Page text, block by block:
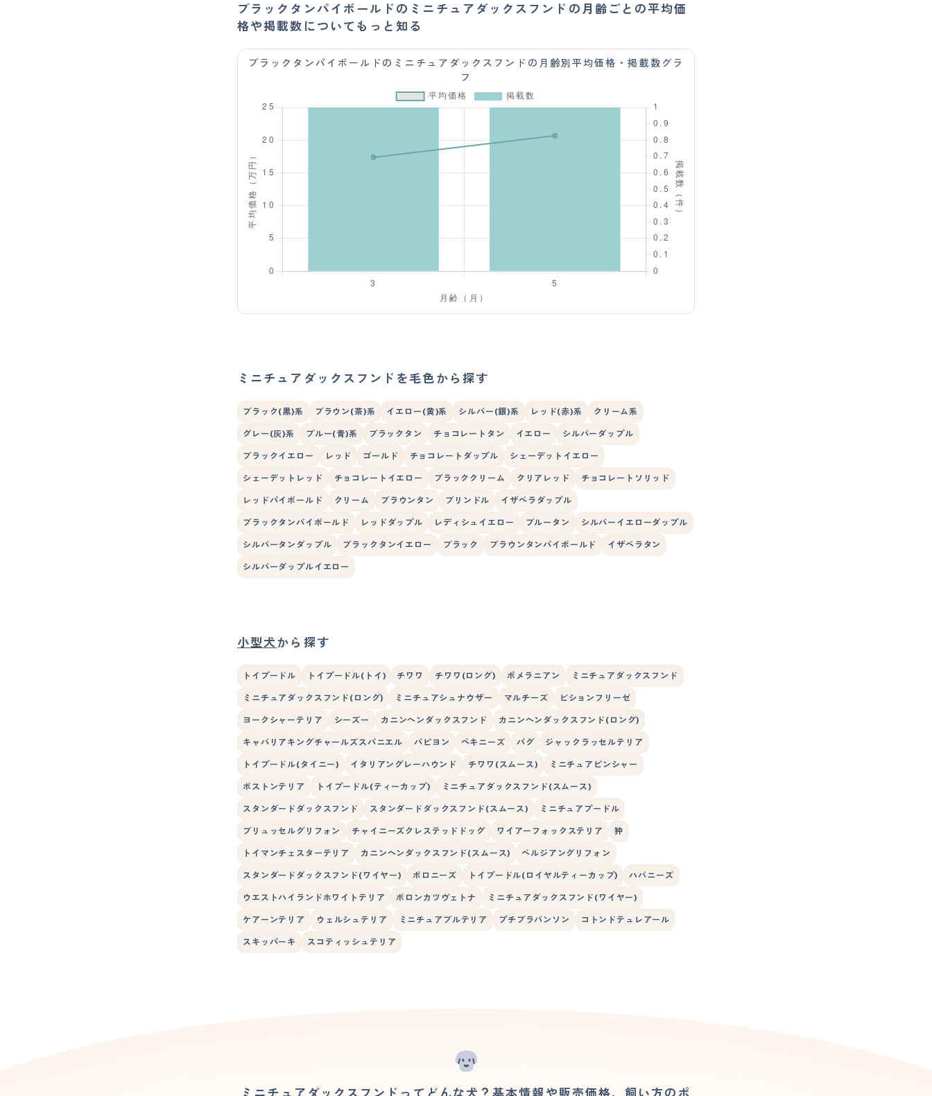
ブラックタンパイボールドのミニチュアダックスフンドの月齢ごとの平均価
格や掲載数についてもっと知る
ブラックタンパイボールドのミニチュアダックスフンドの月齢別平均価格・掲載数グラ
フ
ミニチュアダックスフンドを毛色から探す
ブラック(黒)系 ブラウン(茶)系 イエロー(黄)系 シルバー(銀)系 レッド(赤)系 クリーム系
グレー(灰)系 ブルー(青)系 ブラックタン チョコレートタン イエロー シルバーダップル
ブラックイエロー レッド ゴールド チョコレートダップル シェーデットイエロー
シェーデットレッド チョコレートイエロー ブラッククリーム クリアレッド チョコレートソリッド
レッドパイボールド クリーム ブラウンタン ブリンドル イザベラダップル
ブラックタンパイボールド レッドダップル レディシュイエロー ブルータン シルバーイエローダップル
シルバータンダップル ブラックタンイエロー ブラック ブラウンタンパイボールド イザベラタン
シルバーダップルイエロー
小型犬から探す
トイプードル トイプードル(トイ) チワワ チワワ(ロング) ポメラニアン ミニチュアダックスフンド
ミニチュアダックスフンド(ロング) ミニチュアシュナウザー マルチーズ ビションフリーゼ
ヨークシャーテリア シーズー カニンヘンダックスフンド カニンヘンダックスフンド(ロング)
キャバリアキングチャールズスパニエル パピヨン ペキニーズ パグ ジャックラッセルテリア
トイプードル(タイニー) イタリアングレーハウンド チワワ(スムース) ミニチュアピンシャー
ボストンテリア トイプードル(ティーカップ) ミニチュアダックスフンド(スムース)
スタンダードダックスフンド スタンダードダックスフンド(スムース) ミニチュアプードル
ブリュッセルグリフォン チャイニーズクレステッドドッグ ワイアーフォックステリア 狆
トイマンチェスターテリア カニンヘンダックスフンド(スムース) ベルジアングリフォン
スタンダードダックスフンド(ワイヤー) ボロニーズ トイプードル(ロイヤルティーカップ) ハバニーズ
ウエストハイランドホワイトテリア ボロンカツヴェトナ ミニチュアダックスフンド(ワイヤー)
ケアーンテリア ウェルシュテリア ミニチュアブルテリア プチブラバンソン コトンドテュレアール
スキッパーキ スコティッシュテリア
ミニチュアダックスフンドってどんな犬？基本情報や販売価格、飼い方のポ